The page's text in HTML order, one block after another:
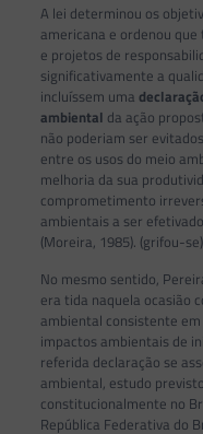
A lei determinou os
americana e ordenou
e projetos de
significativamente a
incluíssem uma
ambiental da ação
não poderiam ser
entre os usos do meio
melhoria da sua
comprometimento
ambientais a ser
(Moreira, 1985). (grifou-se)
No mesmo sentido,
era tida naquela ocasião
ambiental consistente
impactos ambientais de
referida declaração se
ambiental, estudo
constitucionalmente no
República Federativa do